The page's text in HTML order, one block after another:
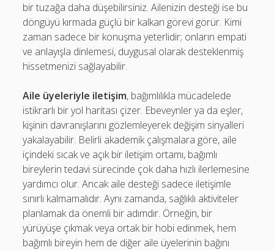
bir tuzağa daha düşebilirsiniz. Ailenizin desteği ise bu
döngüyü kırmada güçlü bir kalkan görevi görür. Kimi
zaman sadece bir konuşma yeterlidir; onların empati
ve anlayışla dinlemesi, duygusal olarak desteklenmiş
hissetmenizi sağlayabilir.
Aile üyeleriyle iletişim, bağımlılıkla mücadelede
istikrarlı bir yol haritası çizer. Ebeveynler ya da eşler,
kişinin davranışlarını gözlemleyerek değişim sinyalleri
yakalayabilir. Belirli akademik çalışmalara göre, aile
içindeki sıcak ve açık bir iletişim ortamı, bağımlı
bireylerin tedavi sürecinde çok daha hızlı ilerlemesine
yardımcı olur. Ancak aile desteği sadece iletişimle
sınırlı kalmamalıdır. Aynı zamanda, sağlıklı aktiviteler
planlamak da önemli bir adımdır. Örneğin, bir
yürüyüşe çıkmak veya ortak bir hobi edinmek, hem
bağımlı bireyin hem de diğer aile üyelerinin bağını